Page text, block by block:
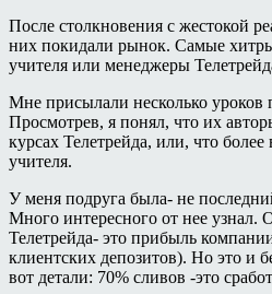
После столкновения с жестокой
них покидали рынок. Самые
учителя или менеджеры
Мне присылали несколько уроков
Просмотрев, я понял, что их
курсах Телетрейда, или, что
учителя.
У меня подруга была- не
Много интересного от нее узнал.
Телетрейда- это прибыль
клиентских депозитов). Но это и
вот детали: 70% сливов -это